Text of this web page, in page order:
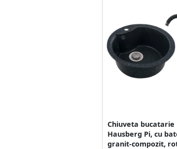
Chiuveta bucatarie
Hausberg Pi, cu
granit-compozit,